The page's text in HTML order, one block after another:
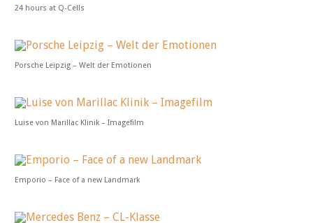
24 hours at Q-Cells
Porsche Leipzig – Welt der Emotionen
Luise von Marillac Klinik – Imagefilm
Emporio – Face of a new Landmark